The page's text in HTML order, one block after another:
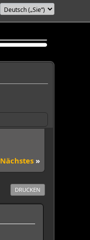
Nächstes »
DRUCKEN